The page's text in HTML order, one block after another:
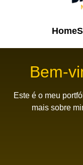
Home
Bem-
Este é o meu
mais sobre